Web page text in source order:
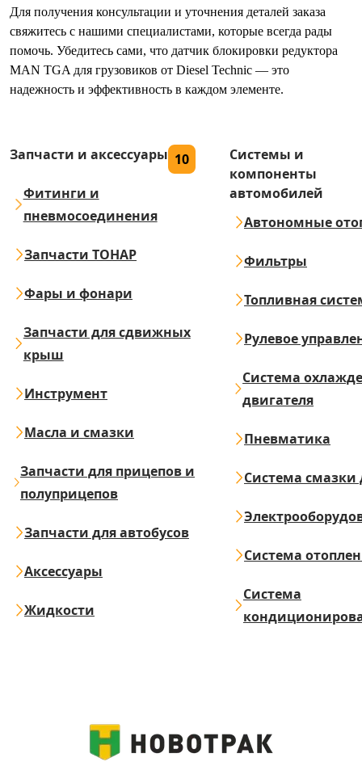
Для получения консультации и уточнения деталей заказа
свяжитесь с нашими специалистами, которые всегда рады
помочь. Убедитесь сами, что датчик блокировки редуктора
MAN TGA для грузовиков от Diesel Technic — это
надежность и эффективность в каждом элементе.
Запчасти и аксессуары 10
Фитинги и
пневмосоединения
Запчасти ТОНАР
Фары и фонари
Запчасти для сдвижных
крыш
Инструмент
Масла и смазки
Запчасти для прицепов и
полуприцепов
Запчасти для автобусов
Аксессуары
Жидкости
Системы и
компоненты
автомобилей
Автономные
Фильтры
Топливная
Рулевое
Система
двигателя
Пневматика
Система смазки
Система
Система